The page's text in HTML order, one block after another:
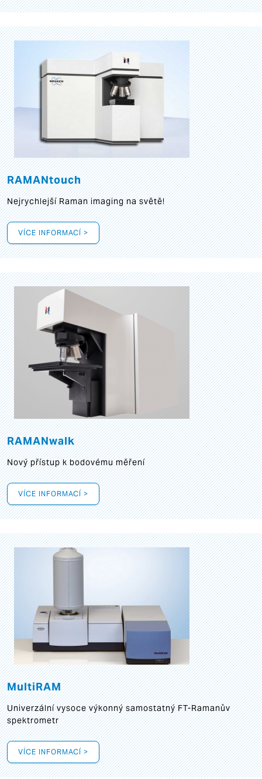
RAMANtouch
Nejrychlejší Raman imaging na světě!
VÍCE INFORMACÍ >
RAMANwalk
Nový přístup k bodovému měření
VÍCE INFORMACÍ >
MultiRAM
Univerzální vysoce výkonný samostatný FT-Ramanův
spektrometr
VÍCE INFORMACÍ >